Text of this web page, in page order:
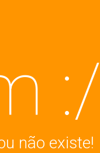
:/
não existe!